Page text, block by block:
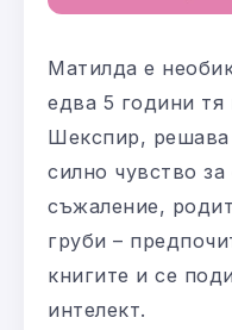
Матилда е
едва 5 години
Шекспир,
силно чувство
съжаление,
груби –
книгите и се
интелект.